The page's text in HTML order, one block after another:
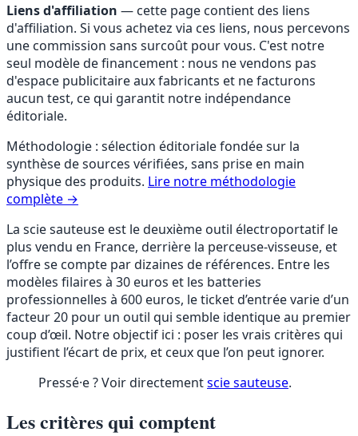
Liens d'affiliation — cette page contient des liens
d'affiliation. Si vous achetez via ces liens, nous percevons
une commission sans surcoût pour vous. C'est notre
seul modèle de financement : nous ne vendons pas
d'espace publicitaire aux fabricants et ne facturons
aucun test, ce qui garantit notre indépendance
éditoriale.
Méthodologie : sélection éditoriale fondée sur la
synthèse de sources vérifiées, sans prise en main
physique des produits. Lire notre méthodologie
complète →
La scie sauteuse est le deuxième outil électroportatif le
plus vendu en France, derrière la perceuse-visseuse, et
l’offre se compte par dizaines de références. Entre les
modèles filaires à 30 euros et les batteries
professionnelles à 600 euros, le ticket d’entrée varie d’un
facteur 20 pour un outil qui semble identique au premier
coup d’œil. Notre objectif ici : poser les vrais critères qui
justifient l’écart de prix, et ceux que l’on peut ignorer.
Pressé·e ? Voir directementscie sauteuse.
Les critères qui comptent